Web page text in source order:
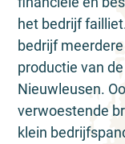
het bedrijf
bedrijf
productie van
Nieuwleusen.
verwoestende
klein